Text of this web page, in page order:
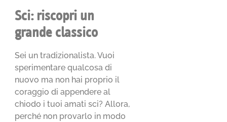
Sci: riscopri un
grande classico
Sei un tradizionalista. Vuoi
sperimentare qualcosa di
nuovo ma non hai proprio il
coraggio di appendere al
chiodo i tuoi amati sci? Allora,
perché non provarlo in modo